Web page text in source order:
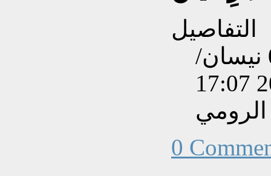
التفاصيل
تم إنشاءه بتاريخ الجمعة, 07 نيسان/
0